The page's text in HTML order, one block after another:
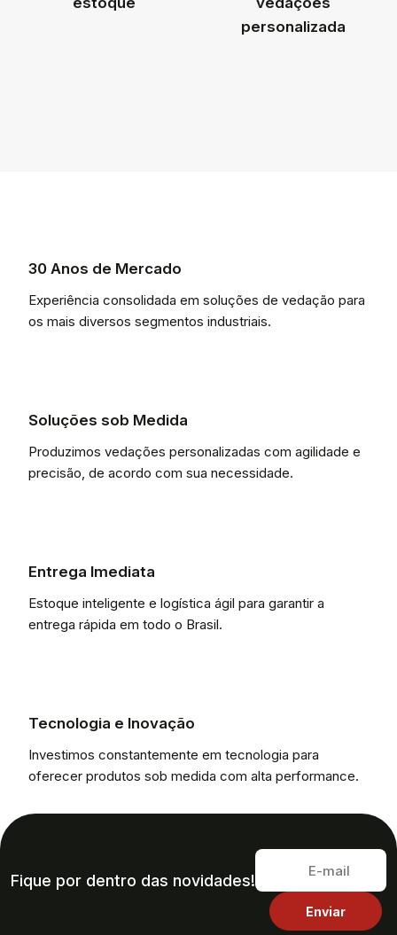
personalizada
30 Anos de Mercado
Experiência consolidada em soluções de vedação para
os mais diversos segmentos industriais.
Soluções sob Medida
Produzimos vedações personalizadas com agilidade e
precisão, de acordo com sua necessidade.
Entrega Imediata
Estoque inteligente e logística ágil para garantir a
entrega rápida em todo o Brasil.
Tecnologia e Inovação
Investimos constantemente em tecnologia para
oferecer produtos sob medida com alta performance.
Fique por dentro das novidades!